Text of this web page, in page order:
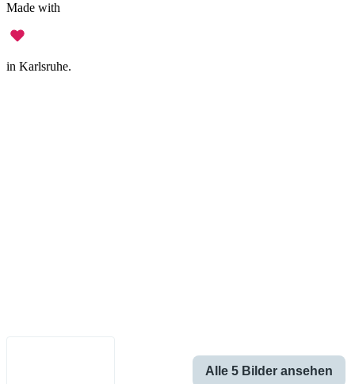
Alle 5 Bilder ansehen
Made with
in Karlsruhe.